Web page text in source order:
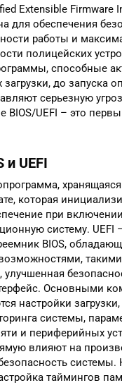
Extensible Firmware
для обеспечения
работы и
полицейских
способные
загрузки, до запуска
серьезную
BIOS/UEFI – это
и UEFI
которая
при
систему. UEFI
BIOS,
Основными
настройки
системы,
и периферийных
влияют на
системы.
таймингов